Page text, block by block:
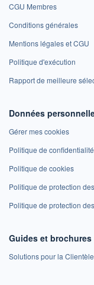
CGU Membres
Conditions générales
Mentions légales et CGU
Politique d'exécution
Rapport de meilleure
Données
Gérer mes cookies
Politique de confidentialité
Politique de cookies
Politique de protection
Politique de protection
Guides et brochures
Solutions pour la